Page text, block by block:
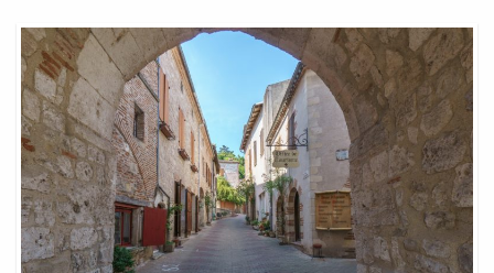
Ou
Partir
En
Vacances
Pas
Cher
En
Aout
En
France